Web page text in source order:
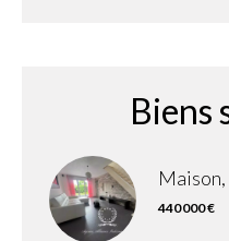
Biens
440 000 €